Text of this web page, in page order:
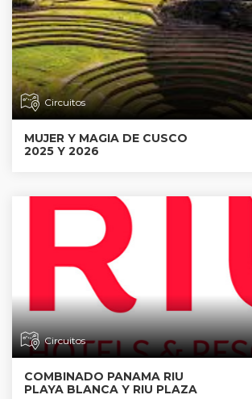
Circuitos
MUJER Y MAGIA DE CUSCO
2025 Y 2026
Circuitos
COMBINADO PANAMA RIU
PLAYA BLANCA Y RIU PLAZA